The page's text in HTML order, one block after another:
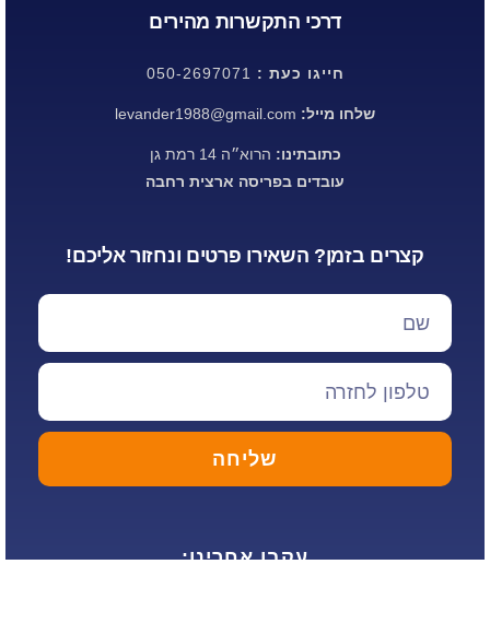
דרכי התקשרות מהירים
חייגו כעת : 050-2697071
שלחו מייל: levander1988@gmail.com
כתובתינו: הרוא״ה 14 רמת גן
עובדים בפריסה ארצית רחבה
קצרים בזמן? השאירו פרטים ונחזור אליכם!
שליחה
עקבו אחרינו: